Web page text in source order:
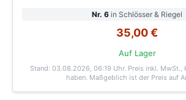
Nr. 6 in Schlösser & Riegel
35,00 €
Auf Lager
Stand: 03.08.2026, 06:19 Uhr. Preis inkl. MwSt.,
haben. Maßgeblich ist der Preis auf